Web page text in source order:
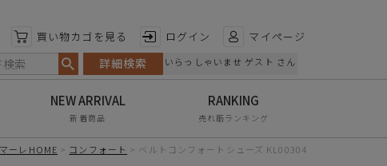
買い物カゴを見る ログイン マイページ
詳細検索 いらっしゃいませ ゲスト さん
新着商品 売れ筋ランキング
ーレHOME コンフォート ベルトコンフォートシューズ KL00304
ソール
3.0cm
素材の種類
合成皮革
靴底
TPR+ソール部分EVA
サイズ S M L LL
3L
特徴から探す
日本製
手染め
甲高・幅広